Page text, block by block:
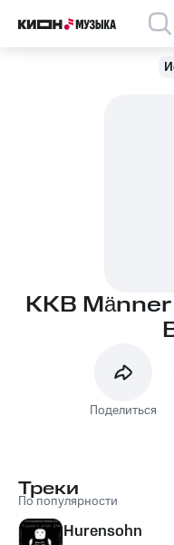
KKB
Поделиться
Треки
По популярности
Hurensohn